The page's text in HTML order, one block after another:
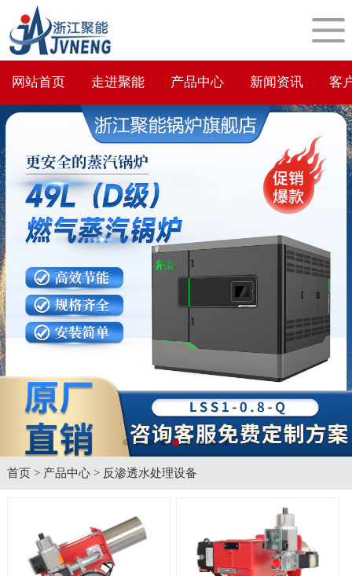
网站首页 走进聚能 产品中心 新闻资讯 客
首页> 产品中心> 反渗透水处理设备